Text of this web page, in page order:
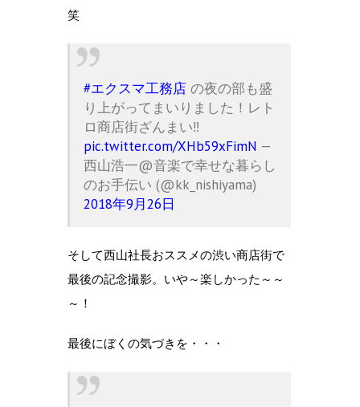
笑
#エクスマ工務店 の夜の部も盛
り上がってまいりました！レト
ロ商店街ざんまい‼️
pic.twitter.com/XHb59xFimN —
西山浩一@音楽で幸せな暮らし
のお手伝い (@kk_nishiyama)
2018年9月26日
そして西山社長おススメの渋い商店街で
最後の記念撮影。いや～楽しかった～～
～！
最後にぼくの気づきを・・・